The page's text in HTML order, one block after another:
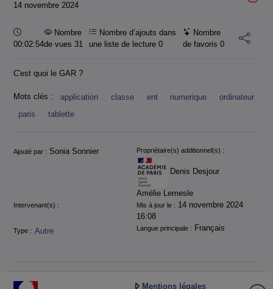
14 novembre 2024
Durée :
00:02:54
Nombre
de vues 31
Nombre d’ajouts dans
une liste de lecture0
Nombre
de favoris 0
C'est quoi le GAR ?
Mots clés : application classe ent numerique
ordinateur
paris
tablette
Informations
Ajouté par : Sonia Sonnier Propriétaire(s) additionnel(s) :
Denis Desjour
Amélie Lemesle
Intervenant(s) : Mis à jour le : 14 novembre 2024
16:08
Type : Autre Langue principale : Français
Mentions légales